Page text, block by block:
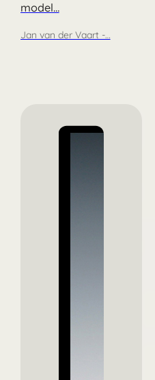
model…
Jan van der Vaart -…